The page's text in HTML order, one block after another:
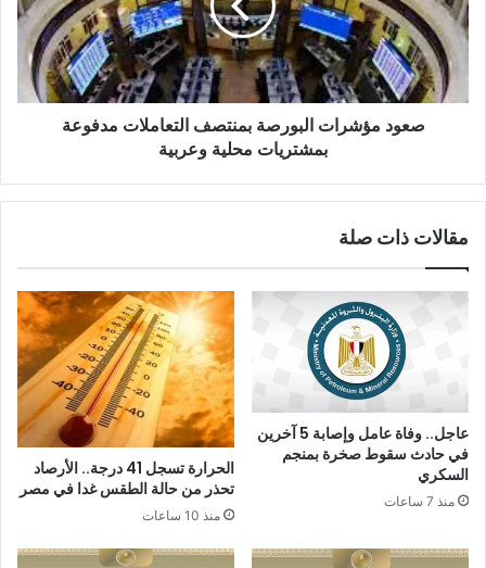
صعود مؤشرات البورصة بمنتصف التعاملات مدفوعة
بمشتريات محلية وعربية
مقالات ذات صلة
عاجل.. وفاة عامل وإصابة 5 آخرين
في حادث سقوط صخرة بمنجم
السكري
منذ 7 ساعات
الحرارة تسجل 41 درجة.. الأرصاد
تحذر من حالة الطقس غدا في مصر
منذ 10 ساعات